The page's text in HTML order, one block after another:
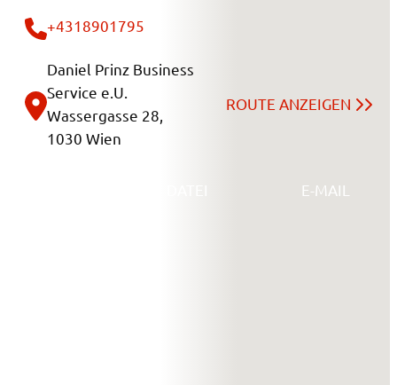
+4318901795
Daniel Prinz Business
Service e.U.
Wassergasse 28,
1030 Wien
ROUTE ANZEIGEN
E-MAIL